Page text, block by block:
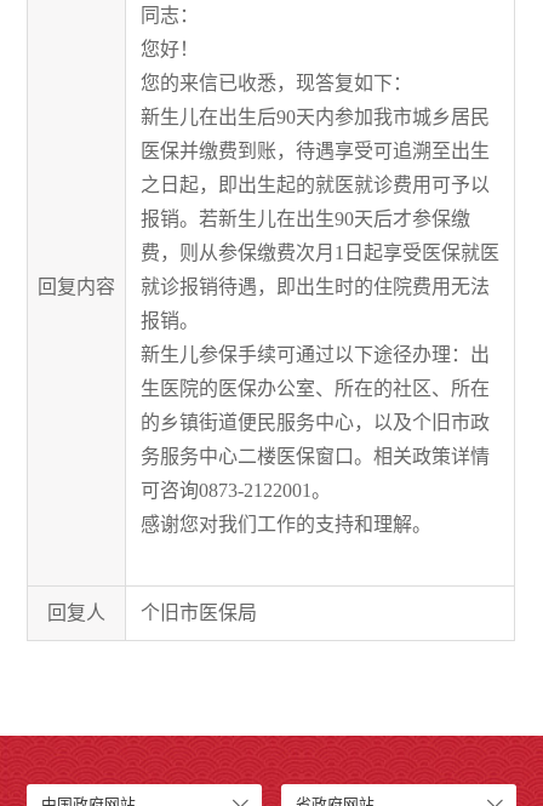
回复内容
同志：
您好！
您的来信已收悉，现答复如下：
新生儿在出生后90天内参加我市城乡居民
医保并缴费到账，待遇享受可追溯至出生
之日起，即出生起的就医就诊费用可予以
报销。若新生儿在出生90天后才参保缴
费，则从参保缴费次月1日起享受医保就医
就诊报销待遇，即出生时的住院费用无法
报销。
新生儿参保手续可通过以下途径办理：出
生医院的医保办公室、所在的社区、所在
的乡镇街道便民服务中心，以及个旧市政
务服务中心二楼医保窗口。相关政策详情
可咨询0873-2122001。
感谢您对我们工作的支持和理解。
回复人 个旧市医保局